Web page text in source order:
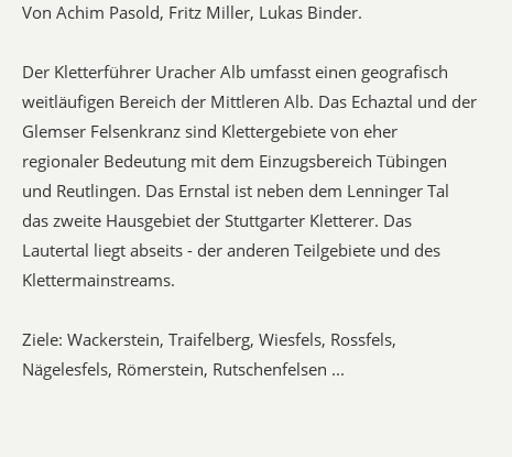
Von Achim Pasold, Fritz Miller, Lukas Binder.
Der Kletterführer Uracher Alb umfasst einen geografisch
weitläufigen Bereich der Mittleren Alb. Das Echaztal und der
Glemser Felsenkranz sind Klettergebiete von eher
regionaler Bedeutung mit dem Einzugsbereich Tübingen
und Reutlingen. Das Ernstal ist neben dem Lenninger Tal
das zweite Hausgebiet der Stuttgarter Kletterer. Das
Lautertal liegt abseits - der anderen Teilgebiete und des
Klettermainstreams.
Ziele: Wackerstein, Traifelberg, Wiesfels, Rossfels,
Nägelesfels, Römerstein, Rutschenfelsen ...